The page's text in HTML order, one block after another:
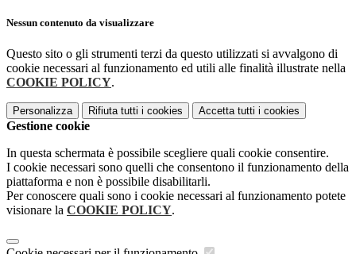
Nessun contenuto da visualizzare
Questo sito o gli strumenti terzi da questo utilizzati si avvalgono di
cookie necessari al funzionamento ed utili alle finalità illustrate nella
COOKIE POLICY.
Personalizza Rifiuta tutti i cookies Accetta tutti i cookies
Gestione cookie
In questa schermata è possibile scegliere quali cookie consentire.
I cookie necessari sono quelli che consentono il funzionamento della
piattaforma e non è possibile disabilitarli.
Per conoscere quali sono i cookie necessari al funzionamento potete
visionare la COOKIE POLICY.